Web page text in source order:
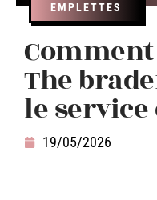
EMPLETTES
The
le
19/05/2026